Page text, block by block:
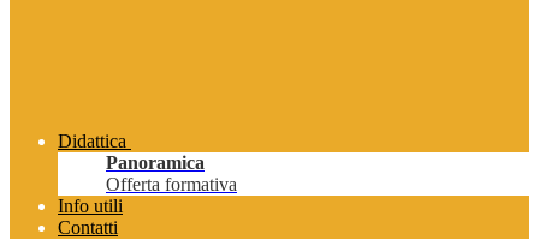
Didattica
Panoramica
Offerta formativa
Info utili
Contatti